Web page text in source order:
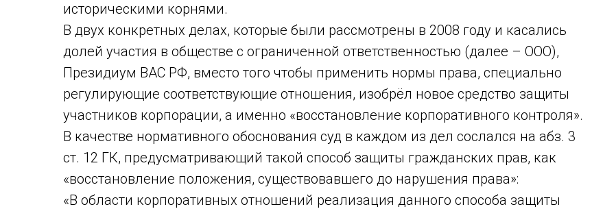
историческими корнями.
В двух конкретных делах, которые были рассмотрены в 2008 году и касались
долей участия в обществе с ограниченной ответственностью (далее – ООО),
Президиум ВАС РФ, вместо того чтобы применить нормы права, специально
регулирующие соответствующие отношения, изобрёл новое средство защиты
участников корпорации, а именно «восстановление корпоративного контроля».
В качестве нормативного обоснования суд в каждом из дел сослался на абз. 3
ст. 12 ГК, предусматривающий такой способ защиты гражданских прав, как
«восстановление положения, существовавшего до нарушения права»:
«В области корпоративных отношений реализация данного способа защиты